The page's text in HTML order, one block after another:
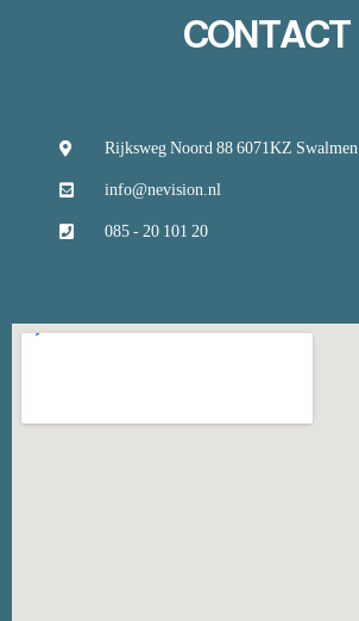
CONTACT
Rijksweg Noord 88 6071KZ Swalmen
info@nevision.nl
085 - 20 101 20